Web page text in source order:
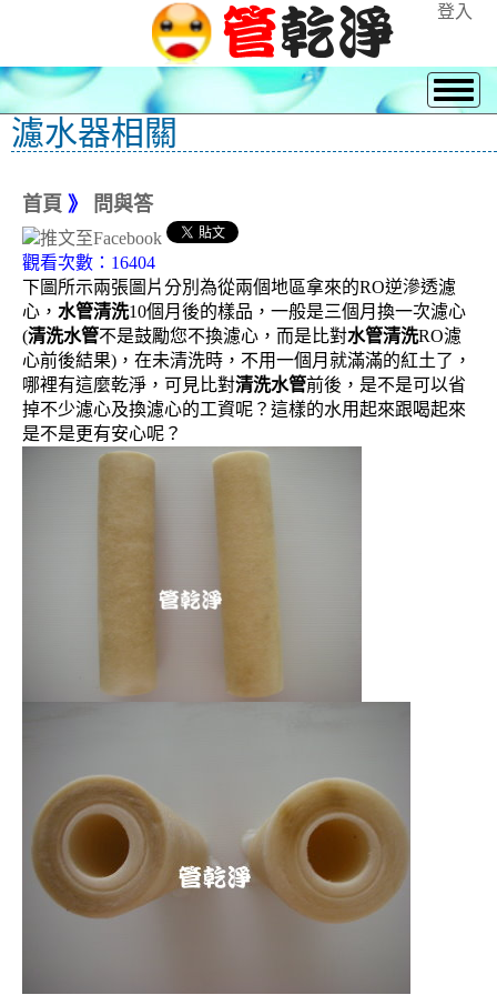
登入
濾水器相關
首頁 》 問與答
觀看次數：16404
下圖所示兩張圖片分別為從兩個地區拿來的RO逆滲透濾
心， 水管清洗10個月後的樣品，一般是三個月換一次濾心
(清洗水管不是鼓勵您不換濾心，而是比對水管清洗RO濾
心前後結果)，在未清洗時，不用一個月就滿滿的紅土了，
哪裡有這麼乾淨，可見比對清洗水管前後，是不是可以省
掉不少濾心及換濾心的工資呢？這樣的水用起來跟喝起來
是不是更有安心呢？